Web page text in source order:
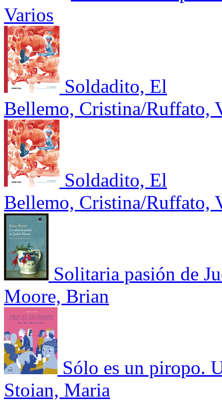
Varios
Soldadito, El
Bellemo, Cristina/Ruffato,
Soldadito, El
Bellemo, Cristina/Ruffato,
Solitaria pasión de
Moore, Brian
Sólo es un piropo.
Stoian, Maria